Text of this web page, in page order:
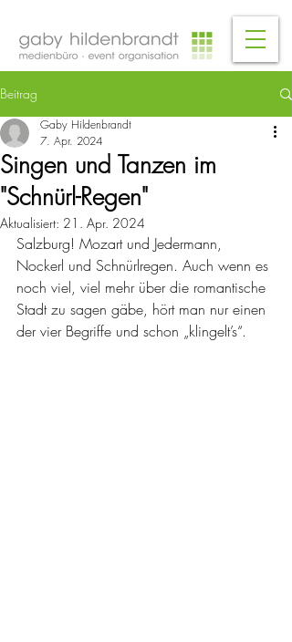
Beitrag
Singen und Tanzen im
"Schnürl-Regen"
Gaby Hildenbrandt
7. Apr. 2024
Aktualisiert: 21. Apr. 2024
Salzburg! Mozart und Jedermann,
Nockerl und Schnürlregen. Auch wenn es
noch viel, viel mehr über die romantische
Stadt zu sagen gäbe, hört man nur einen
der vier Begriffe und schon „klingelt’s“.